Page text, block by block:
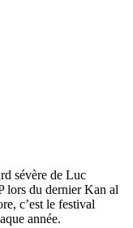
sévère de Luc
lors du dernier Kan al
c’est le festival
année.